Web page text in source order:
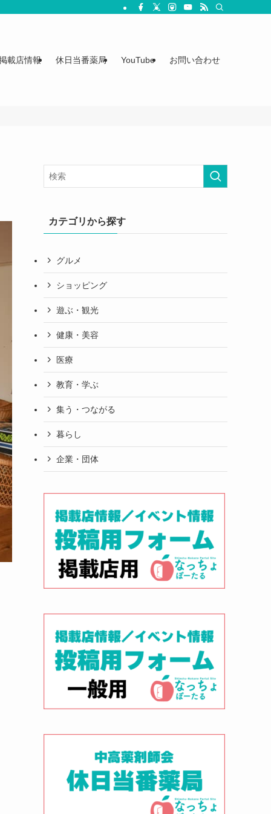
載店情報 休日当番薬局 YouTube お問い合わせ
カテゴリから探す
グルメ
ショッピング
遊ぶ・観光
健康・美容
医療
教育・学ぶ
集う・つながる
暮らし
企業・団体